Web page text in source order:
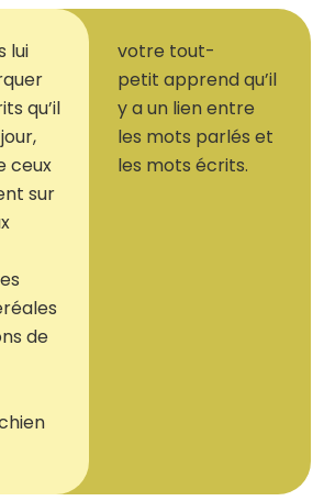
lui
qu’il
ceux
sur
de
votre tout-
petit apprend qu’il
y a un lien entre
les mots parlés et
les mots écrits.